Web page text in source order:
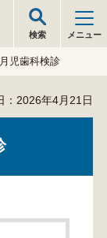
検索 メニュー
児歯科検診
：2026年4月21日